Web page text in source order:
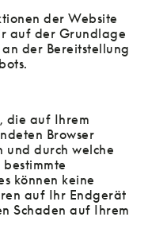
der Website
auf der Grundlage
der Bereitstellung
die auf Ihrem
Browser
und durch welche
können keine
auf Ihr Endgerät
Schaden auf Ihrem